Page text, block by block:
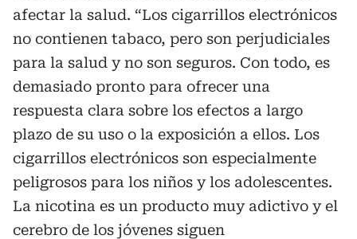
afectar la salud. “Los cigarrillos electrónicos
no contienen tabaco, pero son perjudiciales
para la salud y no son seguros. Con todo, es
demasiado pronto para ofrecer una
respuesta clara sobre los efectos a largo
plazo de su uso o la exposición a ellos. Los
cigarrillos electrónicos son especialmente
peligrosos para los niños y los adolescentes.
La nicotina es un producto muy adictivo y el
cerebro de los jóvenes siguen